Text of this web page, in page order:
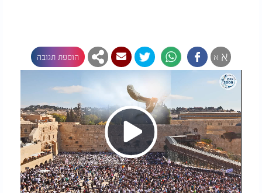
א א הוספת תגובה
Play
להמשך קריאה